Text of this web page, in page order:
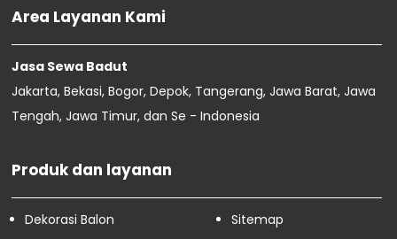
Sewa Badut Jatibening Baru
Sewa Badut Jatibening
Sewa Badut Pedurenan
Sewa Badut Cimuning
Sewa Badut Sukawangi
Maret
Februari16
Januari4
Area Layanan Kami
Jasa Sewa Badut
Jakarta, Bekasi, Bogor, Depok, Tangerang, Jawa Barat, Jawa
Tengah, Jawa Timur, dan Se - Indonesia
Produk dan layanan
Dekorasi Balon
Sitemap